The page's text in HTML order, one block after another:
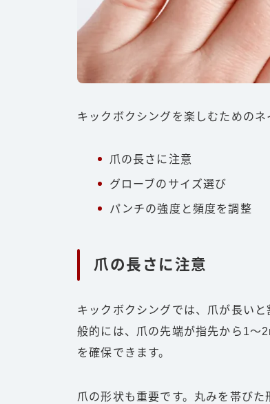
キックボクシングを楽しむための
爪の長さに注意
グローブのサイズ選び
パンチの強度と頻度を調整
爪の長さに注意
キックボクシングでは、爪が長い
般的には、爪の先端が指先から1〜
を確保できます。
爪の形状も重要です。丸みを帯び